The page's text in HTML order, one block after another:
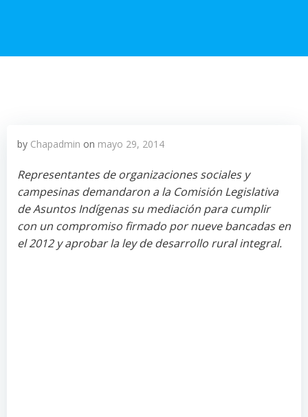
by Chapadmin on mayo 29, 2014
Representantes de organizaciones sociales y
campesinas demandaron a la Comisión Legislativa
de Asuntos Indígenas su mediación para cumplir
con un compromiso firmado por nueve bancadas en
el 2012 y aprobar la ley de desarrollo rural integral.